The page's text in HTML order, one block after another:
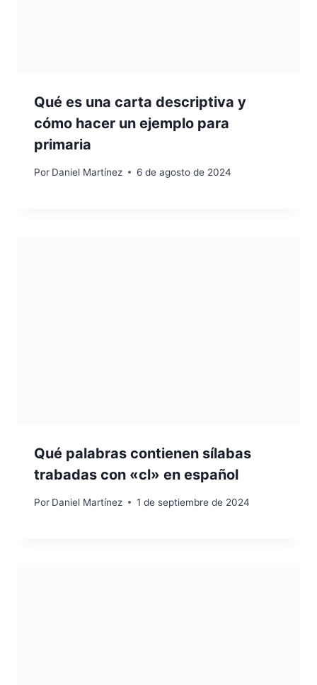
Qué es una carta descriptiva y
cómo hacer un ejemplo para
primaria
Por Daniel Martínez 6 de agosto de 2024
Qué palabras contienen sílabas
trabadas con «cl» en español
Por Daniel Martínez 1 de septiembre de 2024